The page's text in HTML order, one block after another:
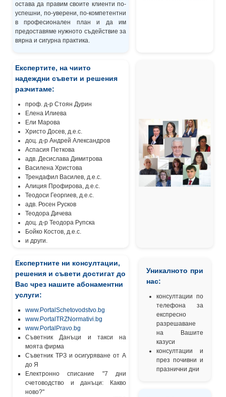
остава да правим своите клиенти по-
успешни, по-уверени, по-компетентни
в професионален план и да им
предоставяме нужното съдействие за
вярна и сигурна практика.
Експертите, на чиито
надеждни съвети и решения
разчитаме:
проф. д-р Стоян Дурин
Елена Илиева
Ели Марова
Христо Досев, д.е.с.
доц. д-р Андрей Александров
Аспасия Петкова
адв. Десислава Димитрова
Василена Христова
Трендафил Василев, д.е.с.
Алиция Профирова, д.е.с.
Теодоси Георгиев, д.е.с.
адв. Росен Русков
Теодора Дичева
доц. д-р Теодора Рупска
Бойко Костов, д.е.с.
и други.
Експертните ни консултации,
решения и съвети достигат до
Вас чрез нашите абонаментни
услуги:
www.PortalSchetovodstvo.bg
www.PortalTRZNormativi.bg
www.PortalPravo.bg
Съветник Данъци и такси на
моята фирма
Съветник ТРЗ и осигуряване от А
до Я
Електронно списание "7 дни
счетоводство и данъци: Какво
ново?"
Уникалното при
нас:
консултации по
телефона за
експресно
разрешаване
на Вашите
казуси
консултации и
през почивни и
празнични дни